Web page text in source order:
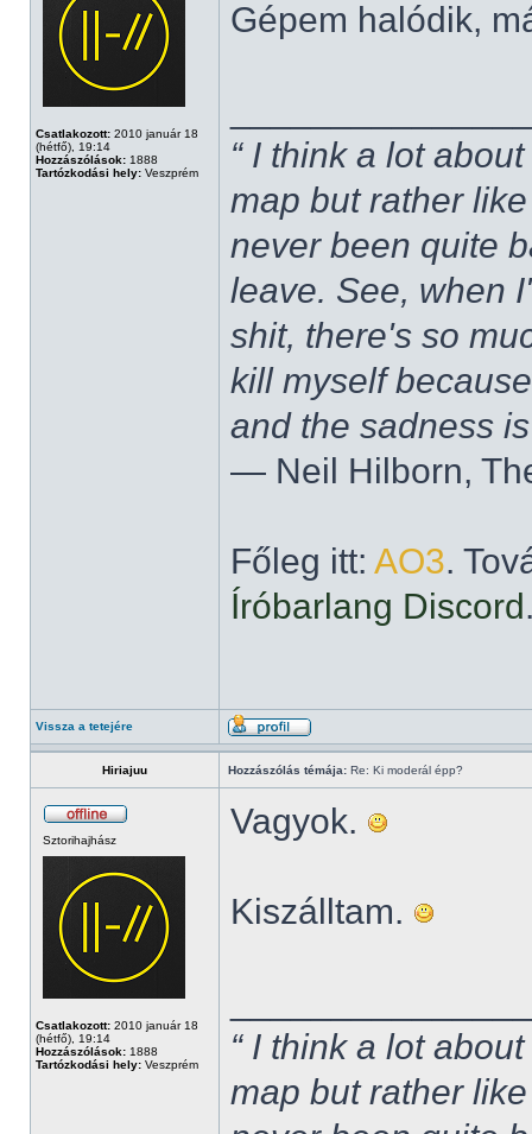
Csatlakozott: 2010 január 18
(hétfő), 19:14
Hozzászólások: 1888
Tartózkodási hely: Veszprém
Gépem halódik,
“ I think a lot
map but rather
never been quite
leave. See, when
shit, there's so
kill myself
and the sadness
― Neil Hilborn,
Főleg itt: AO3.
Íróbarlang Discord
Vissza a tetejére
Hiriajuu Hozzászólás témája: Re: Ki moderál épp?
Sztorihajhász
Csatlakozott: 2010 január 18
(hétfő), 19:14
Hozzászólások: 1888
Tartózkodási hely: Veszprém
Vagyok.
Kiszálltam.
“ I think a lot
map but rather